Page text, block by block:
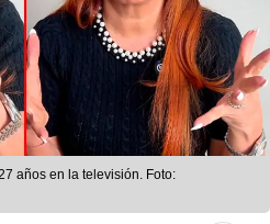
años en la televisión. Foto: